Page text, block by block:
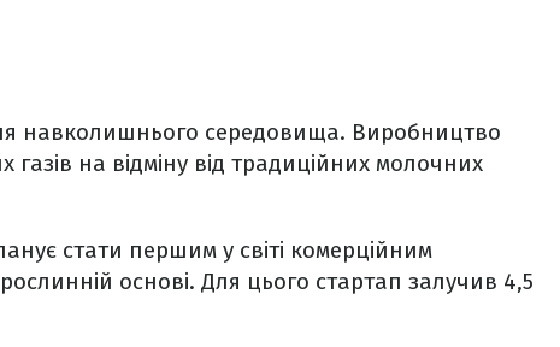
навколишнього середовища. Виробництво
на відміну від традиційних молочних
стати першим у світі комерційним
основі. Для цього cтартап залучив 4,5